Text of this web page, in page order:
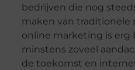
bedrijven die nog
maken van traditionele
online marketing is erg
minstens zoveel
de toekomst en